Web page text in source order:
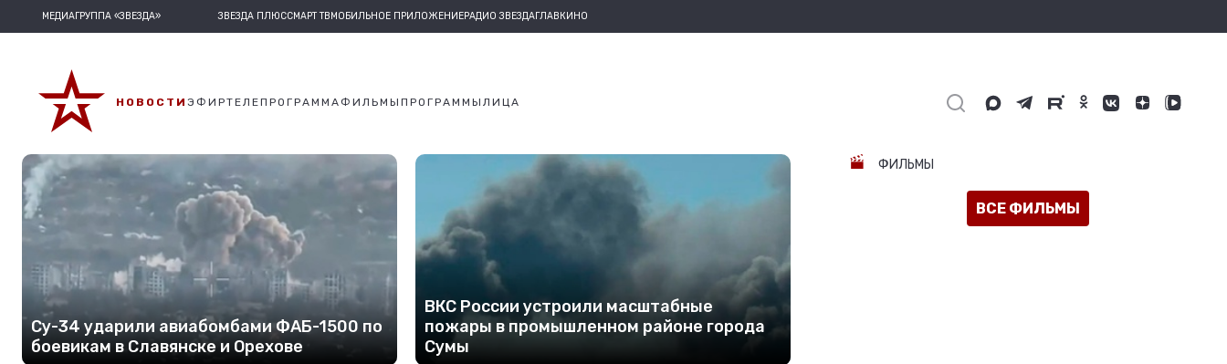
МЕДИАГРУППА «ЗВЕЗДА» ЗВЕЗДА ПЛЮССМАРТ ТВМОБИЛЬНОЕ ПРИЛОЖЕНИЕРАДИО ЗВЕЗДАГЛАВКИНО
НОВОСТИ ЭФИРТЕЛЕПРОГРАММАФИЛЬМЫ ПРОГРАММЫ ЛИЦА
Су-34 ударили авиабомбами ФАБ-1500 по
боевикам в Славянске и Орехове
ВКС России устроили масштабные
пожары в промышленном районе города
Сумы
ФИЛЬМЫ
ВСЕ ФИЛЬМЫ